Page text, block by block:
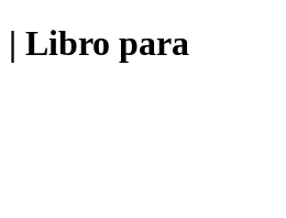
Libro para